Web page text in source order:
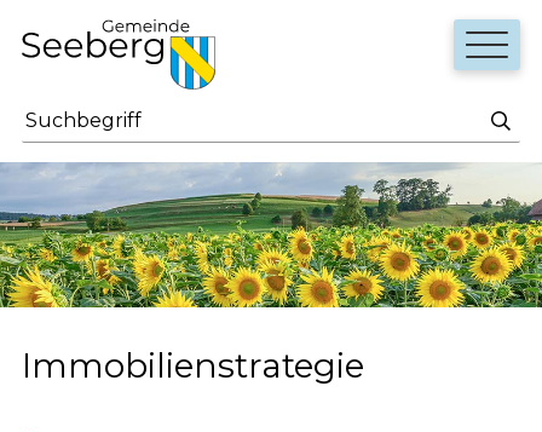
Navigieren in Seeberg
Schnellnavigation
Suchbegriff
Immobilienstrategie